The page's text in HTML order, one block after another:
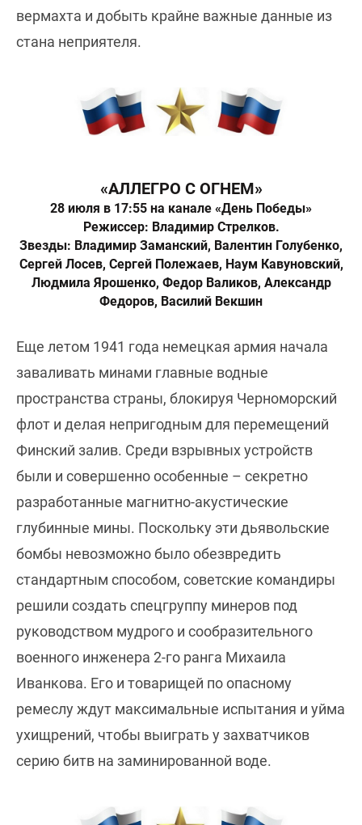
вермахта и добыть крайне важные данные из
стана неприятеля.
«АЛЛЕГРО С ОГНЕМ»
28 июля в 17:55 на канале «День Победы»
Режиссер: Владимир Стрелков.
Звезды: Владимир Заманский, Валентин Голубенко,
Сергей Лосев, Сергей Полежаев, Наум Кавуновский,
Людмила Ярошенко, Федор Валиков, Александр
Федоров, Василий Векшин
Еще летом 1941 года немецкая армия начала
заваливать минами главные водные
пространства страны, блокируя Черноморский
флот и делая непригодным для перемещений
Финский залив. Среди взрывных устройств
были и совершенно особенные – секретно
разработанные магнитно-акустические
глубинные мины. Поскольку эти дьявольские
бомбы невозможно было обезвредить
стандартным способом, советские командиры
решили создать спецгруппу минеров под
руководством мудрого и сообразительного
военного инженера 2-го ранга Михаила
Иванкова. Его и товарищей по опасному
ремеслу ждут максимальные испытания и уйма
ухищрений, чтобы выиграть у захватчиков
серию битв на заминированной воде.